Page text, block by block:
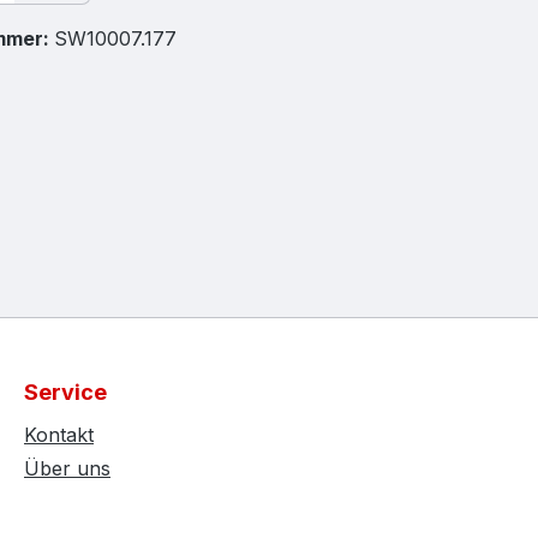
SW10007.177
Service
Kontakt
Über uns